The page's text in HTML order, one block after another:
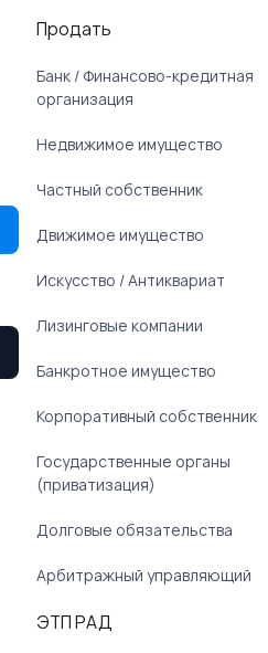
Продать
Банк / Финансово-кредитная
организация
Недвижимое имущество
Частный собственник
Движимое имущество
Искусство / Антиквариат
Лизинговые компании
Банкротное имущество
Корпоративный собственник
Государственные органы
(приватизация)
Долговые обязательства
Арбитражный управляющий
ЭТП РАД